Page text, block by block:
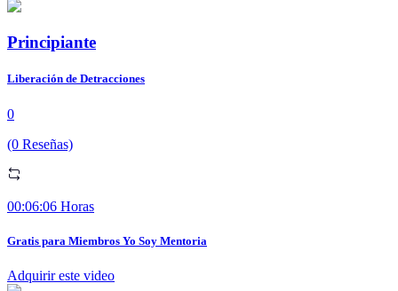
Principiante
Liberación de Detracciones
0
(0 Reseñas)
00:06:06 Horas
Gratis para Miembros Yo Soy Mentoria
Adquirir este video